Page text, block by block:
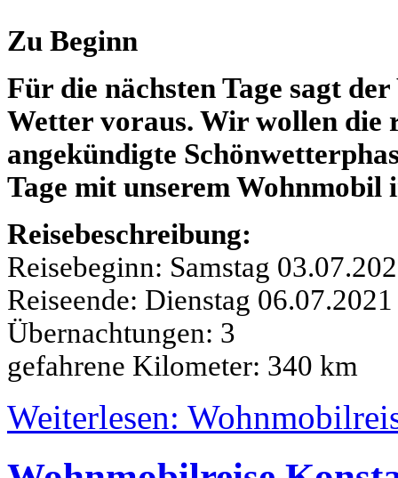
Zu Beginn
Für die nächsten Tage sagt
Wetter voraus. Wir wollen die
angekündigte
Tage mit unserem Wohnmobil
Reisebeschreibung:
Reisebeginn: Samstag
Reiseende: Dienstag
Übernachtungen: 3
gefahrene Kilometer: 340 km
Weiterlesen: